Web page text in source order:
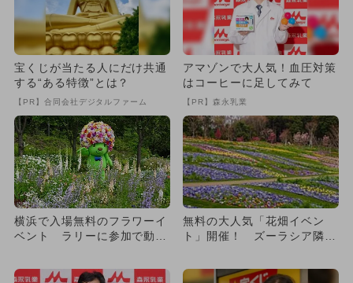
宝くじが当たる人にだけ共通
する“ある特徴”とは？
【PR】合同会社デジタルファーム
アマゾンで大人気！血圧対策
はコーヒーに足してみて
【PR】森永乳業
横浜で入場無料のフラワーイ
ベント ラリーに参加で動物
無料の大人気「花畑イベン
ト」開催！ ズーラシア隣接